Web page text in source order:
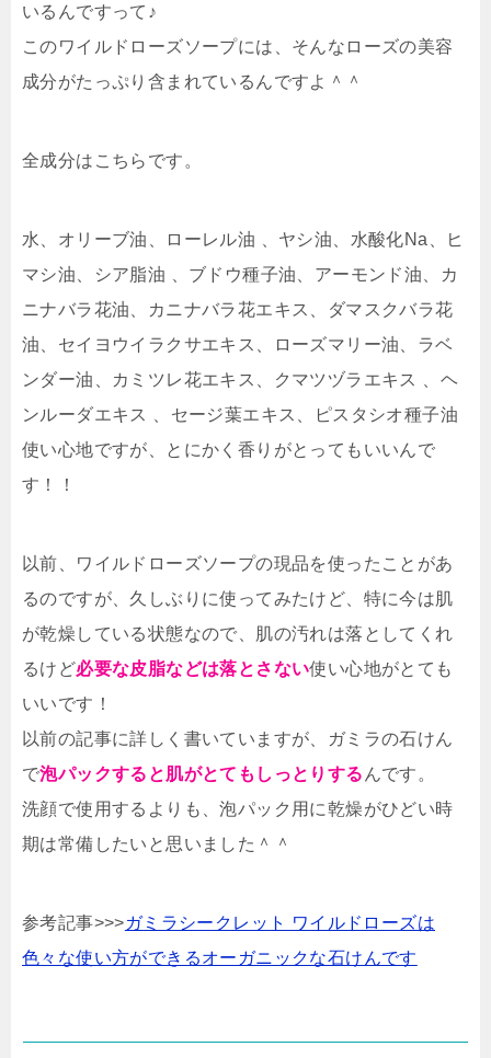
いるんですって♪
このワイルドローズソープには、そんなローズの美容
成分がたっぷり含まれているんですよ＾＾
全成分はこちらです。
水、オリーブ油、ローレル油 、ヤシ油、水酸化Na、ヒ
マシ油、シア脂油 、ブドウ種子油、アーモンド油、カ
ニナバラ花油、カニナバラ花エキス、ダマスクバラ花
油、セイヨウイラクサエキス、ローズマリー油、ラベ
ンダー油、カミツレ花エキス、クマツヅラエキス 、ヘ
ンルーダエキス 、セージ葉エキス、ピスタシオ種子油
使い心地ですが、とにかく香りがとってもいいんで
す！！
以前、ワイルドローズソープの現品を使ったことがあ
るのですが、久しぶりに使ってみたけど、特に今は肌
が乾燥している状態なので、肌の汚れは落としてくれ
るけど必要な皮脂などは落とさない使い心地がとても
いいです！
以前の記事に詳しく書いていますが、ガミラの石けん
で泡パックすると肌がとてもしっとりする んです。
洗顔で使用するよりも、泡パック用に乾燥がひどい時
期は常備したいと思いました＾＾
参考記事>>>ガミラシークレット ワイルドローズは
色々な使い方ができるオーガニックな石けんです